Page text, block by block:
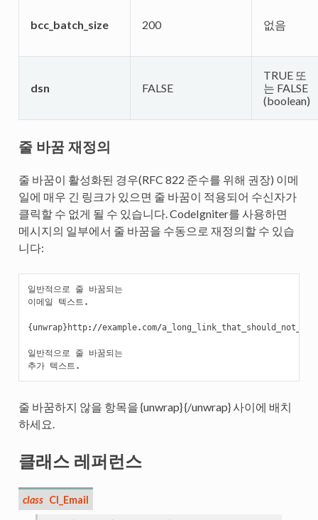
bcc_batch_size 200 없음
dsn FALSE
TRUE 또
는 FALSE
(boolean)
줄 바꿈 재정의
줄 바꿈이 활성화된 경우(RFC 822 준수를 위해 권장) 이메
일에 매우 긴 링크가 있으면 줄 바꿈이 적용되어 수신자가
클릭할 수 없게 될 수 있습니다. CodeIgniter를 사용하면
메시지의 일부에서 줄 바꿈을 수동으로 재정의할 수 있습
니다:
일반적으로 줄
바꿈되는
이메일
텍스트 .
{ unwrap} http://example. com/
일반적으로 줄
바꿈되는
추가 텍스트 .
줄 바꿈하지 않을 항목을 {unwrap} {/unwrap} 사이에 배치
하세요.
클래스 레퍼런스
class CI_Email